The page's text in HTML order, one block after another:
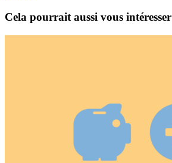
Cela pourrait aussi vous intéresser